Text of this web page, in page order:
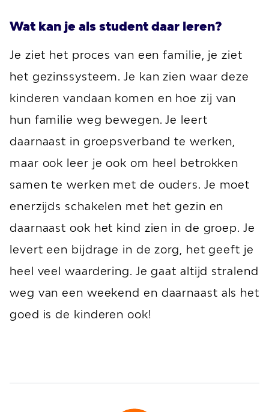
Wat kan je als student daar leren?
Je ziet het proces van een familie, je ziet
het gezinssysteem. Je kan zien waar deze
kinderen vandaan komen en hoe zij van
hun familie weg bewegen. Je leert
daarnaast in groepsverband te werken,
maar ook leer je ook om heel betrokken
samen te werken met de ouders. Je moet
enerzijds schakelen met het gezin en
daarnaast ook het kind zien in de groep. Je
levert een bijdrage in de zorg, het geeft je
heel veel waardering. Je gaat altijd stralend
weg van een weekend en daarnaast als het
goed is de kinderen ook!